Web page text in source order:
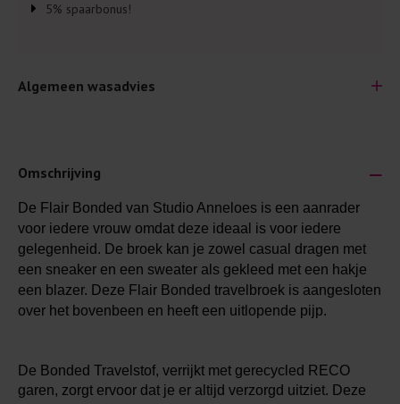
5% spaarbonus!
Algemeen wasadvies
Je wilt natuurlijk lang plezier hebben van je nieuwe kleding.
Daarom geven wij een aantal algemene was-tips:
Lees altijd eerst even het was-etiket.
Was kleding binnenste buiten. Dat beschermt de
buitenkant.
genoeg.
Was zo koud mogelijk. Op 20 of 30 graden wassen is vaak
Omschrijving
De Flair Bonded van Studio Anneloes is een aanrader
voor iedere vrouw omdat deze ideaal is voor iedere
gelegenheid. De broek kan je zowel casual dragen met
een sneaker en een sweater als gekleed met een hakje
een blazer. Deze Flair Bonded travelbroek is aangesloten
over het bovenbeen en heeft een uitlopende pijp.
De Bonded Travelstof, verrijkt met gerecycled RECO
garen, zorgt ervoor dat je er altijd verzorgd uitziet. Deze